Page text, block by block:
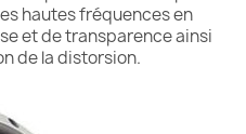
hautes fréquences en
et de transparence ainsi
de la distorsion.